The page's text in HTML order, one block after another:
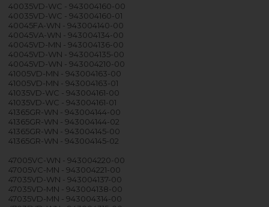
40035VD-WC - 943004160-00
40035VD-WC - 943004160-01
40045FA-WN - 943004140-00
40045VA-WN - 943004134-00
40045VD-MN - 943004136-00
40045VD-WN - 943004135-00
40045VD-WN - 943004210-00
41005VD-MN - 943004163-00
41005VD-MN - 943004163-01
41035VD-WC - 943004161-00
41035VD-WC - 943004161-01
41365GR-WN - 943004144-00
41365GR-WN - 943004144-02
41365GR-WN - 943004145-00
41365GR-WN - 943004145-02
47005VC-WN - 943004220-00
47005VC-MN - 943004221-00
47035VD-WN - 943004137-00
47035VD-MN - 943004138-00
47035VD-MN - 943004314-00